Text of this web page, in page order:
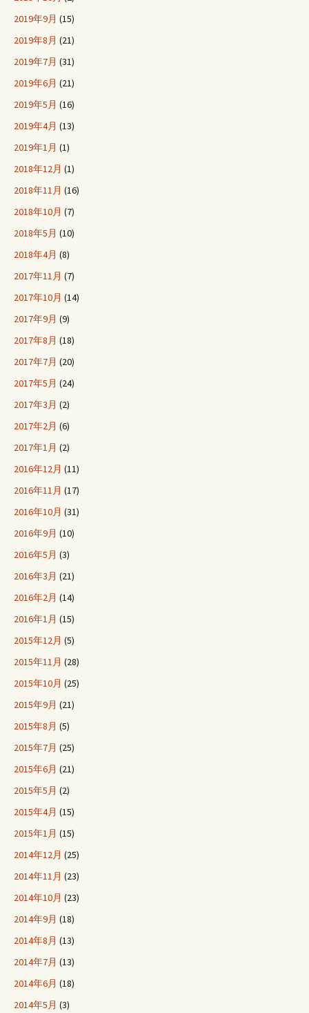
2019年9月 (15)
2019年8月 (21)
2019年7月 (31)
2019年6月 (21)
2019年5月 (16)
2019年4月 (13)
2019年1月 (1)
2018年12月 (1)
2018年11月 (16)
2018年10月 (7)
2018年5月 (10)
2018年4月 (8)
2017年11月 (7)
2017年10月 (14)
2017年9月 (9)
2017年8月 (18)
2017年7月 (20)
2017年5月 (24)
2017年3月 (2)
2017年2月 (6)
2017年1月 (2)
2016年12月 (11)
2016年11月 (17)
2016年10月 (31)
2016年9月 (10)
2016年5月 (3)
2016年3月 (21)
2016年2月 (14)
2016年1月 (15)
2015年12月 (5)
2015年11月 (28)
2015年10月 (25)
2015年9月 (21)
2015年8月 (5)
2015年7月 (25)
2015年6月 (21)
2015年5月 (2)
2015年4月 (15)
2015年1月 (15)
2014年12月 (25)
2014年11月 (23)
2014年10月 (23)
2014年9月 (18)
2014年8月 (13)
2014年7月 (13)
2014年6月 (18)
2014年5月 (3)